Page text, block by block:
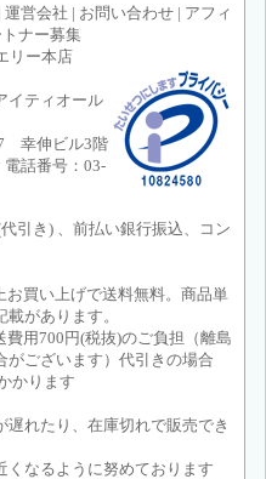
運営会社 | お問い合わせ| アフィ
ナー募集
リー本店
イティオール
7 幸伸ビル3階
話番号：03-
引き) 、前払い銀行振込、コン
買い上げで送料無料。商品単
があります。
用700円(税抜)のご負担（離島
がございます）代引きの場合
かります
遅れたり、在庫切れで販売でき
くなるように努めております